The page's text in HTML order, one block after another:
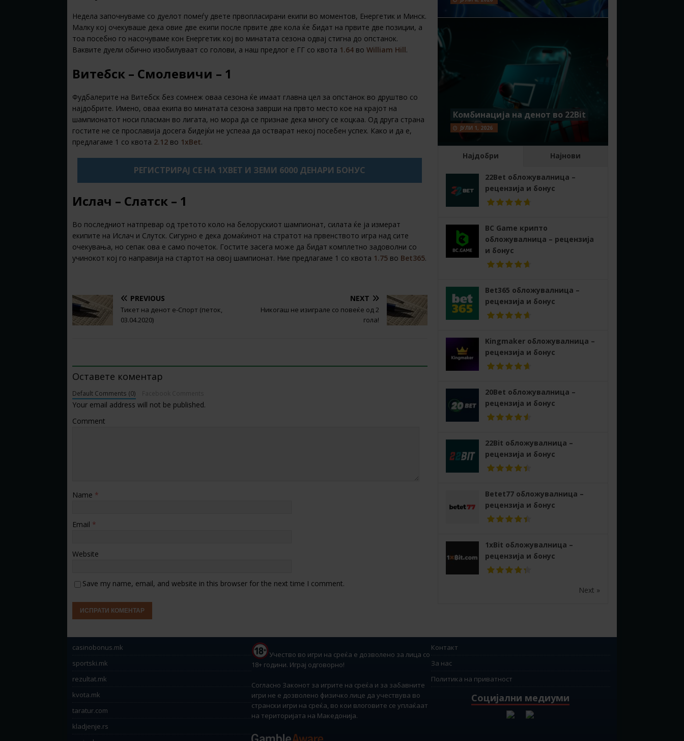
Недела започнуваме со дуелот помеѓу двете првопласирани екипи во моментов, Енергетик и Минск.
Малку кој очекуваше дека овие две екипи после првите две кола ќе бидат на првите две позиции, а
тоа посебно го насочуваме кон Енергетик кој во минатата сезона одвај стигна до опстанок.
Ваквите дуели обично изобилуваат со голови, а наш предлог е ГГ со квота 1.64 во William Hill.
Витебск – Смолевичи – 1
Фудбалерите на Витебск без сомнеж оваа сезона ќе имаат главна цел за опстанок во друштво со
најдобрите. Имено, оваа екипа во минатата сезона заврши на првто место кое на крајот на
шампионатот носи пласман во лигата, но мора да се признае дека многу се коцкаа. Од друга страна
гостите не се прославија досега бидејќи не успеаа да остварат некој посебен успех. Како и да е,
предлагаме 1 со квота 2.12 во 1xBet.
РЕГИСТРИРАЈ СЕ НА 1XBET И ЗЕМИ 6000 ДЕНАРИ БОНУС
Ислач – Слатск – 1
Во последниот натпревар од третото коло на белорускиот шампионат, силата ќе ја измерат
екипите на Ислач и Слутск. Сигурно е дека домаќинот на стратот на првенството игра над сите
очекувања, но сепак ова е само почеток. Гостите засега може да бидат комплетно задоволни со
учинокот кој го направија на стартот на овој шампионат. Ние предлагаме 1 со квота 1.75 во Bet365.
PREVIOUS
Тикет на денот е-Спорт (петок,
03.04.2020)
NEXT
Никогаш не изиграле со повеќе од 2
гола!
Оставете коментар
Default Comments (0)
Your email address will not be published.
Comment
Name *
Email *
Website
Save my name, email, and website in this browser for the next time I comment.
Комбинација на денот во 22Bit
ЈУЛИ 1, 2026
Најдобри Најнови
22Bet обложувалница –
рецензија и бонус
BC Game крипто
обложувалница – рецензија
и бонус
Bet365 обложувалница –
рецензија и бонус
Kingmaker обложувалница –
рецензија и бонус
20Bet обложувалница –
рецензија и бонус
22Bit обложувалница –
рецензија и бонус
Betet77 обложувалница –
рецензија и бонус
1xBit обложувалница –
рецензија и бонус
Next »
casinobonus.mk
sportski.mk
rezultat.mk
kvota.mk
taratur.com
kladjenje.rs
Учество во игри на среќа е дозволено за лица со
18+ години. Играј одговорно!
Согласно Законот за игрите на среќа и за забавните
игри не е дозволено физичко лице да учествува во
странски игри на среќа, во кои влоговите се уплаќаат
на територијата на Македонија.
Контакт
За нас
Политика на приватност
Социјални медиуми